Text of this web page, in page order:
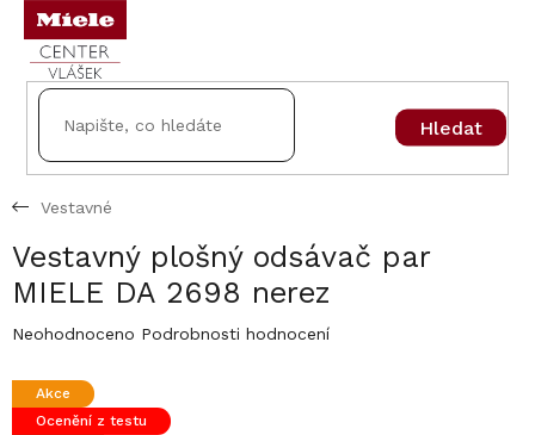
Přejít
obsah
Hledat
Vestavné
Vestavný plošný odsávač par
MIELE DA 2698 nerez
Průměrné
produktu
0,0
Neohodnoceno Podrobnosti hodnocení
Akce
Ocenění z testu